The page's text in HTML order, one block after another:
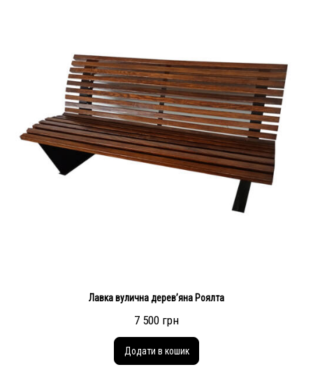
Лавка вулична дерев’яна Роялта
7 500 грн
Додати в кошик